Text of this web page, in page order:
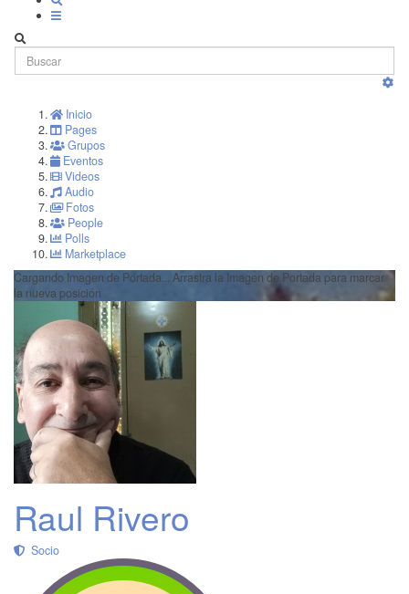
Inicio
Pages
Grupos
Eventos
Videos
Audio
Fotos
People
Polls
Marketplace
Cargando Imagen de Portada...
Arrastra la Imagen de Portada para marcar
la nueva posición
Raul Rivero
Socio